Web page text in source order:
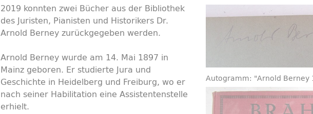
Autogramm: "Arnold Berney
2019 konnten zwei Bücher aus der Bibliothek
des Juristen, Pianisten und Historikers Dr.
Arnold Berney zurückgegeben werden.
Arnold Berney wurde am 14. Mai 1897 in
Mainz geboren. Er studierte Jura und
Geschichte in Heidelberg und Freiburg, wo er
nach seiner Habilitation eine Assistentenstelle
erhielt.